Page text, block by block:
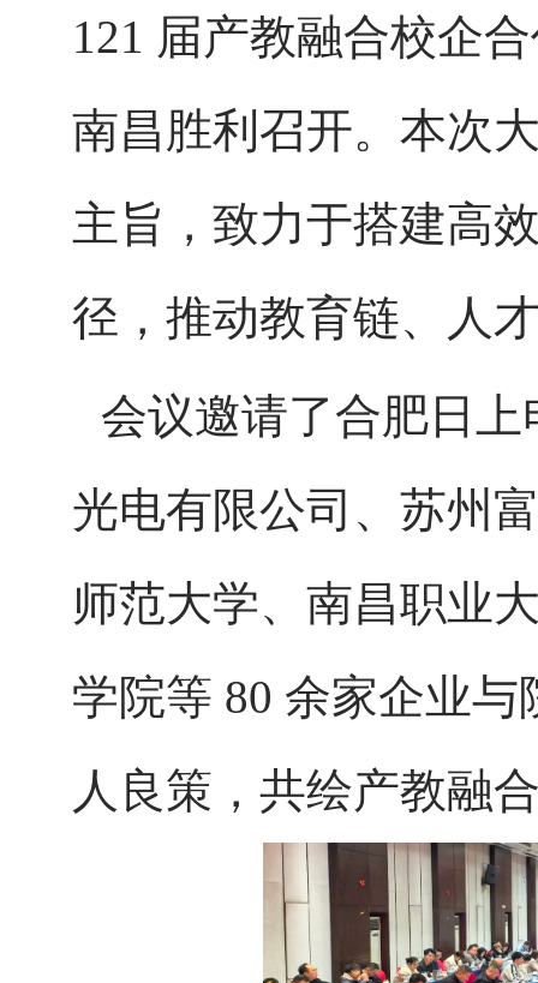
121 届产教融合校企
南昌胜利召开。本次
主旨，致力于搭建高
径，推动教育链、人
会议邀请了合肥日
光电有限公司、苏州
师范大学、南昌职业
学院等 80 余家企业与
人良策，共绘产教融